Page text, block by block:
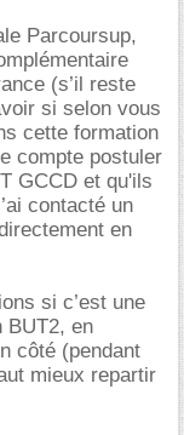
Parcoursup,
(s’il reste
si selon vous
cette formation
compte postuler
GCCD et qu'ils
contacté un
en
si c’est une
BUT2, en
côté (pendant
mieux repartir